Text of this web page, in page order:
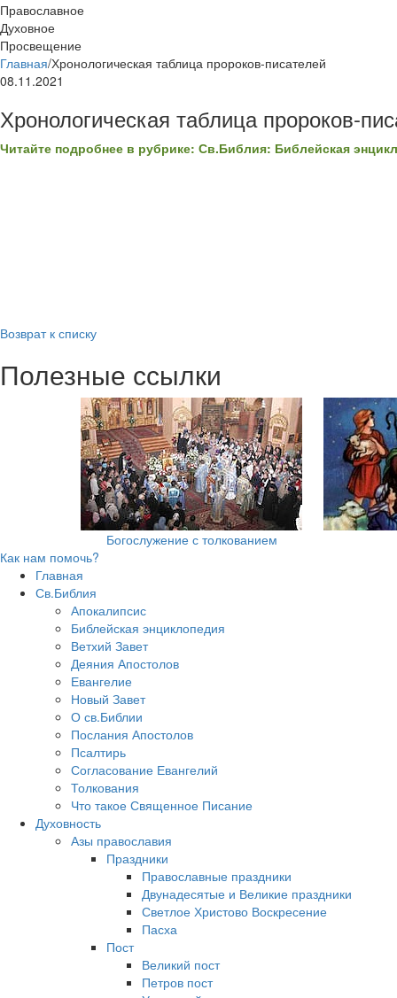
Православное
Духовное
Просвещение
Главная/Хронологическая таблица пророков-писателей
08.11.2021
Хронологическая таблица пророков-
Читайте подробнее в рубрике: Св.Библия: Библейская
Возврат к списку
Полезные ссылки
Богослужение с толкованием
Как нам помочь?
Главная
Св.Библия
Апокалипсис
Библейская энциклопедия
Ветхий Завет
Деяния Апостолов
Евангелие
Новый Завет
О св.Библии
Послания Апостолов
Псалтирь
Согласование Евангелий
Толкования
Что такое Священное Писание
Духовность
Азы православия
Праздники
Православные праздники
Двунадесятые и Великие праздники
Светлое Христово Воскресение
Пасха
Пост
Великий пост
Петров пост